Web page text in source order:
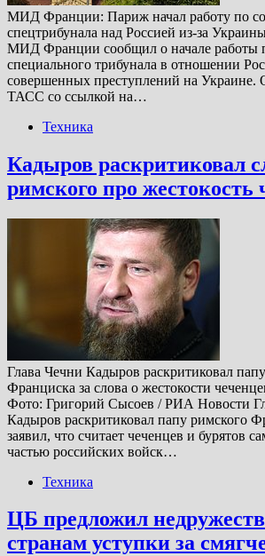
МИД Франции: Париж начал работу по
спецтрибунала над Россией из-за
МИД Франции сообщил о начале работы
специального трибунала в отношении
совершенных преступлений на Украине.
ТАСС со ссылкой на…
Техника
Кадыров раскритиковал
римского про жестокость
Глава Чечни Кадыров раскритиковал
Франциска за слова о жестокости
Фото: Григорий Сысоев / РИА Новости
Кадыров раскритиковал папу римского
заявил, что считает чеченцев и бурятов
частью российских войск…
Техника
ЦБ предложил
странам уступки за